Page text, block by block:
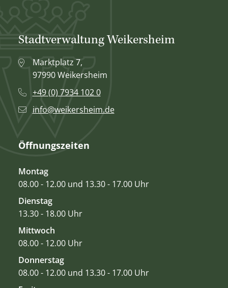
Stadtverwaltung Weikersheim
Marktplatz 7,
97990 Weikersheim
+49 (0) 7934 102 0
info@weikersheim.de
Öffnungszeiten
Montag
08.00 - 12.00 und 13.30 - 17.00 Uhr
Dienstag
13.30 - 18.00 Uhr
Mittwoch
08.00 - 12.00 Uhr
Donnerstag
08.00 - 12.00 und 13.30 - 17.00 Uhr